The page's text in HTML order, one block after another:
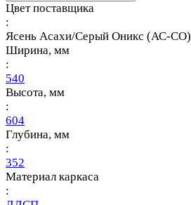
Цвет поставщика
:
Ясень Асахи/Серый Оникс (АС-СО)
Ширина, мм
:
540
Высота, мм
:
604
Глубина, мм
:
352
Материал каркаса
: